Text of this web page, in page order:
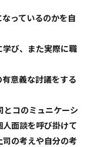
っているのかを自
び、また実際に職
意義な討議をする
とコのミュニケーシ
面談を呼び掛けて
の考えや自分の考